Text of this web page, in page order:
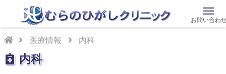
医療情報 内科
内科
お問い合わ